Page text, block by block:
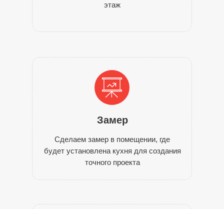
Замер
Сделаем замер в помещении, где
будет установлена кухня для создания
точного проекта
этаж